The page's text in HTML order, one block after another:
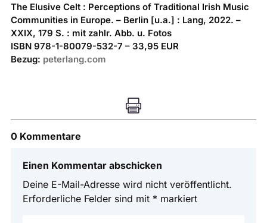
The Elusive Celt : Perceptions of Traditional Irish Music
Communities in Europe. – Berlin [u.a.] : Lang, 2022. –
XXIX, 179 S. : mit zahlr. Abb. u. Fotos
ISBN 978-1-80079-532-7 – 33,95 EUR
Bezug: peterlang.com

0 Kommentare
Einen Kommentar abschicken
Deine E-Mail-Adresse wird nicht veröffentlicht.
Erforderliche Felder sind mit * markiert